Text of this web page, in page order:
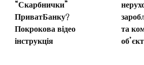
“Скарбнички”
ПриватБанку?
Покрокова відео
інструкція
та